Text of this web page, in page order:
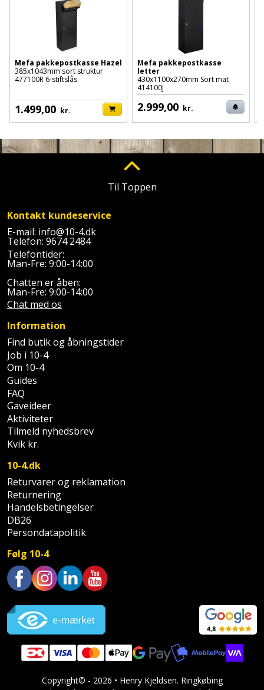
lås
Fugemateriale
og
lim
Gelænder
Gips
Grundmursplader
Hardieplank
brædder
Hemsestige
Isolering
Komposit
terrassebrædder
Lecablokke
og
fundablokke
Lofter
Lofttrapper
Murbinder
Murpap
og
murfolie
Mursten
Byggepladshegn
Byggepladstrapper
Donkraft
Dorn
Fedtpresser
Fil
skumpistol
Gevindskærer
Gipsværktøj
Glasløfter
Glasskærer
Hæftepistol
og
-
hammer
Hammer
Kiler
Kloakrenser
Kniv
og
hobbykniv
Kridtsnor
Lærlingesæt
Landmålerstok
bænkslibertilbehør
Båndsav
Båndsliber
og
Bindemaskine
Bits
Bordrundsav
Bore-
og
skruemaskine
Borehammer
Boremaskinetilbehør
Detektor
Diamantskæremaskine
Diamantslibertilbehør
Dykkerpistol
Dyksav
Excentersliber
Excenterslibertilbehør
Fedtsprøjte
Havetraktor
Højtryksrenser
Husvandværk
Løvsuger
og
løvblæser
Motorsav
og
kædesav
Motorsav
og
kædesav
Pælebor
Plæneklipper
Plæneklipper
tilbehør
Robotplæneklipper
Robotplæneklipper
tilbehør
Vandpumpe
/
mosfjerner
Vinduesvasker
Batterier
Belægningssten
Belysning
Bilpleje
autotilbehør
Brandslukker
Brugskunst
Camping
Dørmåtte
Dørrist
Drivhus
Drivhustilbehør
Flagstænger
til
hus
og
have
Fuglefoderhus
Garderobe
opbevaring
Gavekort
Malerværktøj
indendørs
Maling
udendørs
Polyfilla
Rengøring
Spartelmasse
til
væg
Tape
Badeværelse
afløb
Pex
rør
Radiator
Stålvask
Ventilation
og
indeklima
Tilbudsavis
Log
Kvik
Guides
Gaveideer
Aktiviteter
Mefa pakkepostkasse Hazel
385x1043mm sort struktur
477100R 6-stiftslås
1.499,00 kr.
Mefa pakkepostkasse
letter
430x1100x270mm Sort mat
414100J
2.999,00 kr.
Til Toppen
Kontakt kundeservice
E-mail: info@10-4.dk
Telefon: 9674 2484
Telefontider:
Man-Fre: 9:00-14:00
Chatten er åben:
Man-Fre: 9:00-14:00
Chat med os
Information
Find butik og åbningstider
Job i 10-4
Om 10-4
Guides
FAQ
Gaveideer
Aktiviteter
Tilmeld nyhedsbrev
Kvik kr.
10-4.dk
Returvarer og reklamation
Returnering
Handelsbetingelser
DB26
Persondatapolitik
Følg 10-4
Copyright© - 2026 • Henry Kjeldsen. Ringkøbing